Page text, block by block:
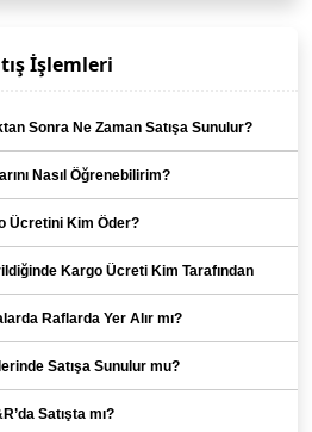
İşlemleri
Sonra Ne Zaman Satışa Sunulur?
Nasıl Öğrenebilirim?
Ücretini Kim Öder?
Kargo Ücreti Kim Tarafından
Raflarda Yer Alır mı?
Satışa Sunulur mu?
Satışta mı?